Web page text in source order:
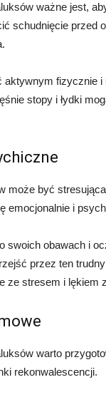
ważne jest,
schudnięcie przed
aktywnym fizycznie
stopy i łydki
może być
emocjonalnie i
swoich obawach i
przez ten
ze stresem i lękiem
warto
rekonwalescencji.